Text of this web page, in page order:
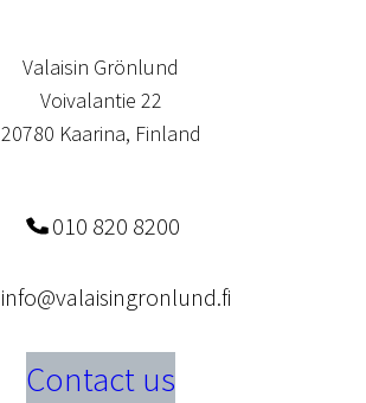
Valaisin Grönlund
Voivalantie 22
20780 Kaarina, Finland
010 820 8200
info@valaisingronlund.fi
Contact us